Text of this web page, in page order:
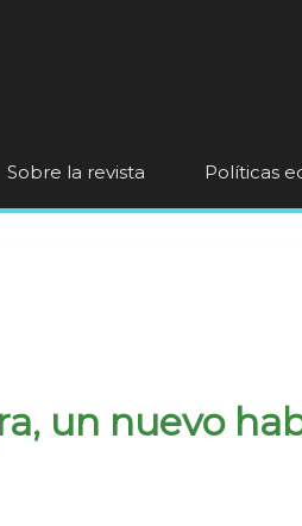
Sobre la revista Políticas
un nuevo